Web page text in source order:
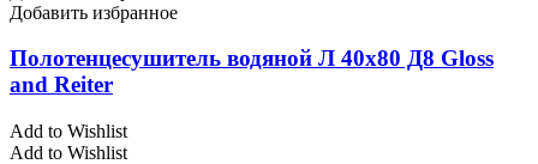
Добавить избранное
Полотенцесушитель водяной Л 40х80 Д8 Gloss
and Reiter
Add to Wishlist
Add to Wishlist